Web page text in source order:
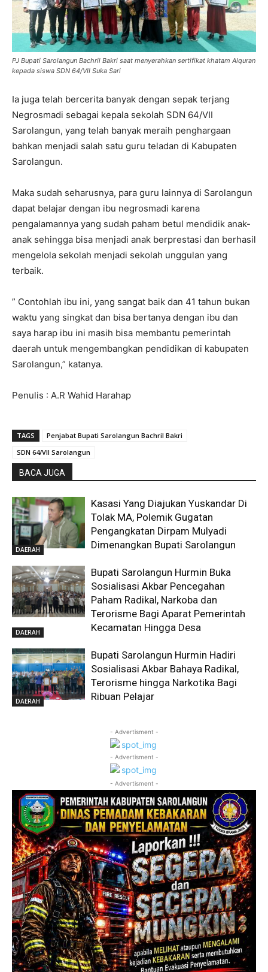
PJ Bupati Sarolangun Bachril Bakri saat menyerahkan sertifikat khatam Alquran
kepada siswa SDN 64/VII Suka Sari
Ia juga telah bercerita banyak dengan sepak terjang
Negrosmadi sebagai kepala sekolah SDN 64/VII
Sarolangun, yang telah banyak meraih penghargaan
bahkan menjadi salah satu guru teladan di Kabupaten
Sarolangun.
Maka sudah seharusnya, para guru lainnya di Sarolangun
dapat belajar dengan ibu negrosmadi karena
pengalamannya yang sudah paham betul mendidik anak-
anak sehingga bisa menjadi anak berprestasi dan berhasil
mengelola sekolah menjadi sekolah unggulan yang
terbaik.
” Contohlah ibu ini, yang sangat baik dan 41 tahun bukan
waktu yang singkat dan bisa bertanya dengan ibu dan
saya harap ibu ini masih bisa membantu pemerintah
daerah untuk mengembangkan pendidikan di kabupaten
Sarolangun,” katanya.
Penulis : A.R Wahid Harahap
TAGS
Penjabat Bupati Sarolangun Bachril Bakri
SDN 64/VII Sarolangun
BACA JUGA
DAERAH
Kasasi Yang Diajukan Yuskandar Di
Tolak MA, Polemik Gugatan
Pengangkatan Dirpam Mulyadi
Dimenangkan Bupati Sarolangun
DAERAH
Bupati Sarolangun Hurmin Buka
Sosialisasi Akbar Pencegahan
Paham Radikal, Narkoba dan
Terorisme Bagi Aparat Pemerintah
Kecamatan Hingga Desa
DAERAH
Bupati Sarolangun Hurmin Hadiri
Sosialisasi Akbar Bahaya Radikal,
Terorisme hingga Narkotika Bagi
Ribuan Pelajar
- Advertisment -
- Advertisment -
- Advertisment -